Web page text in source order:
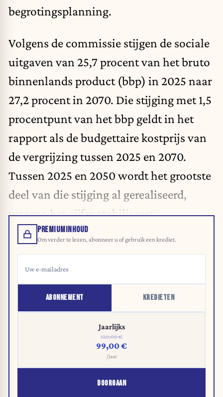
begrotingsplanning.
Volgens de commissie stijgen de sociale
uitgaven van 25,7 procent van het bruto
binnenlands product (bbp) in 2025 naar
27,2 procent in 2070. Die stijging met 1,5
procentpunt van het bbp geldt in het
rapport als de budgettaire kostprijs van
de vergrijzing tussen 2025 en 2070.
Tussen 2025 en 2050 wordt het grootste
deel van die stijging al gerealiseerd,
waarna het cijfer stabiliseert.
PREMIUMINHOUD
Om verder te lezen, abonneer u of gebruik een krediet.
ABONNEMENT KREDIETEN
Jaarlijks
120,00 €
99,00 €
/jaar
DOORGAAN